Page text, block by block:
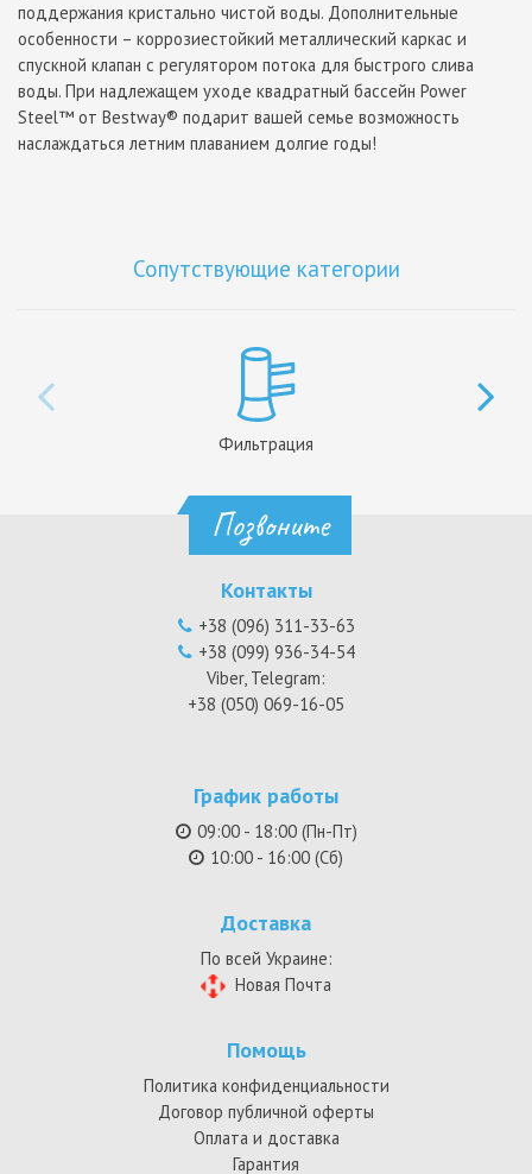
поддержания кристально чистой воды. Дополнительные
особенности – коррозиестойкий металлический каркас и
спускной клапан с регулятором потока для быстрого слива
воды. При надлежащем уходе квадратный бассейн Power
Steel™ от Bestway® подарит вашей семье возможность
наслаждаться летним плаванием долгие годы!
Сопутствующие категории
Фильтрация
Позвоните
Контакты
+38 (096) 311-33-63
+38 (099) 936-34-54
Viber, Telegram:
+38 (050) 069-16-05
График работы
09:00 - 18:00 (Пн-Пт)
10:00 - 16:00 (Сб)
Доставка
По всей Украине:
Новая Почта
Помощь
Политика конфиденциальности
Договор публичной оферты
Оплата и доставка
Гарантия